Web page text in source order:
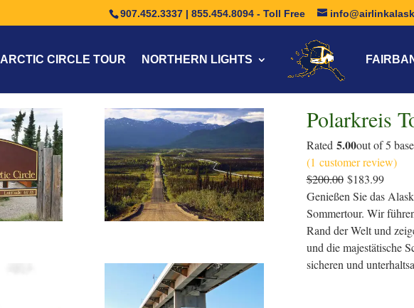
907.452.3337 | 855.454.8094 - Toll Free
ARCTIC CIRCLE TOUR NORTHERN LIGHTS
Polarkreis
Rated 5.00out of 5
(1 customer review)
$200.00 $183.99
Genießen Sie das
Sommertour. Wir
Rand der Welt und
und die majestätische
sicheren und